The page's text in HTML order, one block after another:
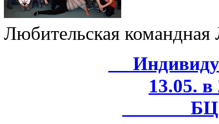
Любительская
13.05.
БЦ